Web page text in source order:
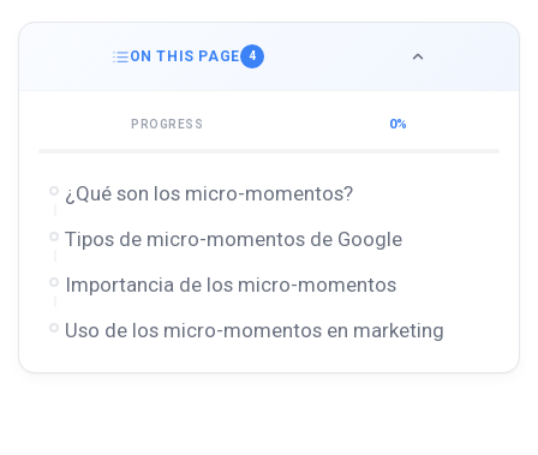
ON THIS PAGE 4
PROGRESS 0%
¿Qué son los micro-momentos?
Tipos de micro-momentos de Google
Importancia de los micro-momentos
Uso de los micro-momentos en marketing